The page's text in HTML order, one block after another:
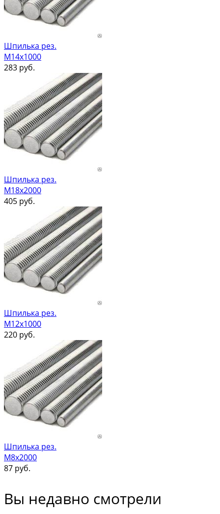
Шпилька рез.
М14х1000
283 руб.
Шпилька рез.
М18х2000
405 руб.
Шпилька рез.
М12х1000
220 руб.
Шпилька рез.
М8х2000
87 руб.
Вы недавно смотрели